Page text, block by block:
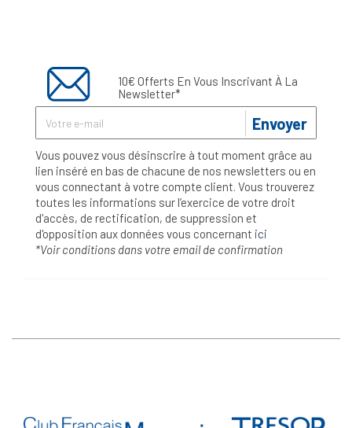
10€ Offerts En Vous Inscrivant À La
Newsletter*
Envoyer
Vous pouvez vous désinscrire à tout moment grâce au
lien inséré en bas de chacune de nos newsletters ou en
vous connectant à votre compte client. Vous trouverez
toutes les informations sur l’exercice de votre droit
d'accès, de rectification, de suppression et
d'opposition aux données vous concernant ici
*Voir conditions dans votre email de confirmation